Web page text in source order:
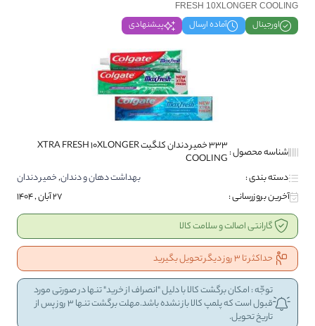
FRESH 10XLONGER COOLING
اورجینال آماده ارسال پیشنهادی
شناسه محصول :
333 خمیر دندان کلگیت XTRA FRESH 10XLONGER
COOLING
دسته بندی :
بهداشت دهان و دندان,خمیر دندان
آخرین بروزرسانی :
27 آبان , 1404
گارانتی اصالت و سلامت کالا
حداکثر تا 3 روز دیگر تحویل بگیرید
توجّه : امکان برگشت کالا با دلیل "انصراف از خرید" تنها در صورتی مورد
قبول است که پلمپ کالا باز نشده باشد.مهلت برگشت تنها 3 روز پس از
تاریخ تحویل.